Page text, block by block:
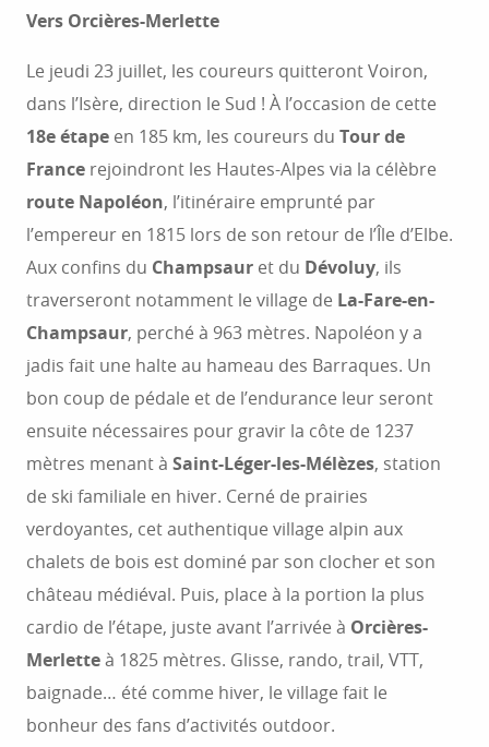
Vers Orcières-Merlette
Le jeudi 23 juillet, les coureurs quitteront Voiron,
dans l’Isère, direction le Sud ! À l’occasion de cette
18e étape en 185 km, les coureurs du Tour de
France rejoindront les Hautes-Alpes via la célèbre
route Napoléon, l’itinéraire emprunté par
l’empereur en 1815 lors de son retour de l’Île d’Elbe.
Aux confins du Champsaur et du Dévoluy, ils
traverseront notamment le village de La-Fare-en-
Champsaur, perché à 963 mètres. Napoléon y a
jadis fait une halte au hameau des Barraques. Un
bon coup de pédale et de l’endurance leur seront
ensuite nécessaires pour gravir la côte de 1237
mètres menant à Saint-Léger-les-Mélèzes, station
de ski familiale en hiver. Cerné de prairies
verdoyantes, cet authentique village alpin aux
chalets de bois est dominé par son clocher et son
château médiéval. Puis, place à la portion la plus
cardio de l’étape, juste avant l’arrivée à Orcières-
Merletteà 1825 mètres. Glisse, rando, trail, VTT,
baignade… été comme hiver, le village fait le
bonheur des fans d’activités outdoor.